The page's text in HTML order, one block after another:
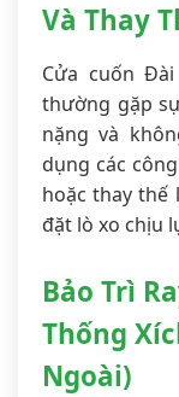
Và Thay
Cửa cuốn
thường gặp
nặng và
dụng các
hoặc thay thế
đặt lò xo chịu
Bảo Trì
Thống
Ngoài)